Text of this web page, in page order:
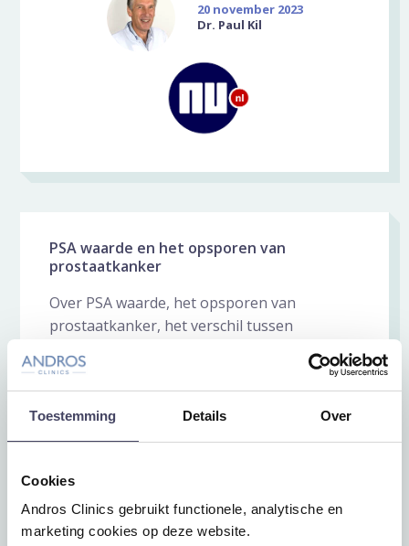
Toestemming Details Over
Cookies
Andros Clinics gebruikt functionele, analytische en
marketing cookies op deze website.
20 november 2023
Dr. Paul Kil
PSA waarde en het opsporen van
prostaatkanker
Over PSA waarde, het opsporen van
prostaatkanker, het verschil tussen
prostaatkanker en waarom niet alle
prostaatkanker ...